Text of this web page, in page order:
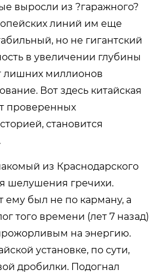
выросли из ?гаражного?
линий им еще
но не гигантский
в увеличении глубины
лишних миллионов
Вот здесь китайская
проверенных
становится
из Краснодарского
шелушения гречихи.
ему был не по карману, а
того времени (лет 7 назад)
на энергию.
установке, по сути,
дробилки. Подогнал